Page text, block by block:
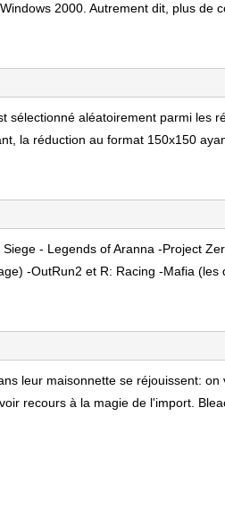
2000. Autrement dit, plus de
sélectionné aléatoirement parmi les
la réduction au format 150x150
- Legends of Aranna -Project
-OutRun2 et R: Racing -Mafia (les
leur maisonnette se réjouissent:
recours à la magie de l'import.